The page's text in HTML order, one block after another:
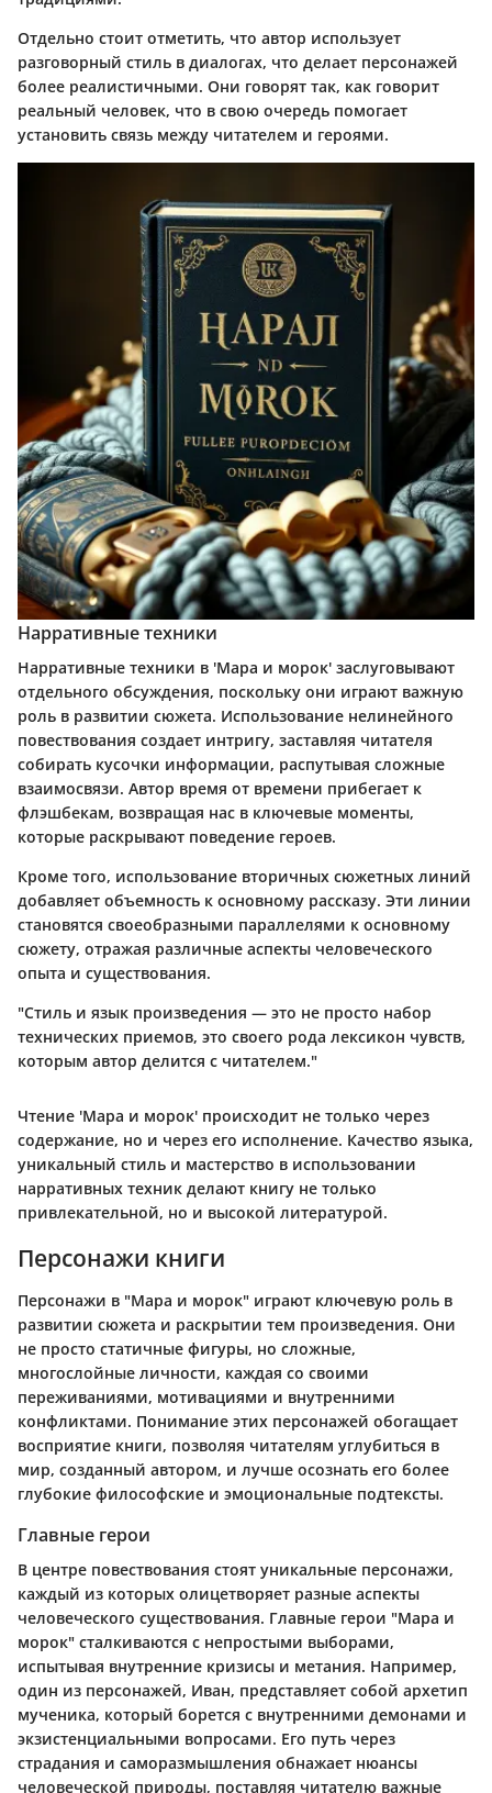
Отдельно стоит отметить, что автор использует
разговорный стиль в диалогах, что делает персонажей
более реалистичными. Они говорят так, как говорит
реальный человек, что в свою очередь помогает
установить связь между читателем и героями.
Нарративные техники
Нарративные техники в 'Мара и морок' заслуговывают
отдельного обсуждения, поскольку они играют важную
роль в развитии сюжета. Использование нелинейного
повествования создает интригу, заставляя читателя
собирать кусочки информации, распутывая сложные
взаимосвязи. Автор время от времени прибегает к
флэшбекам, возвращая нас в ключевые моменты,
которые раскрывают поведение героев.
Кроме того, использование вторичных сюжетных линий
добавляет объемность к основному рассказу. Эти линии
становятся своеобразными параллелями к основному
сюжету, отражая различные аспекты человеческого
опыта и существования.
"Стиль и язык произведения — это не просто набор
технических приемов, это своего рода лексикон чувств,
которым автор делится с читателем."
Чтение 'Мара и морок' происходит не только через
содержание, но и через его исполнение. Качество языка,
уникальный стиль и мастерство в использовании
нарративных техник делают книгу не только
привлекательной, но и высокой литературой.
Персонажи книги
Персонажи в "Мара и морок" играют ключевую роль в
развитии сюжета и раскрытии тем произведения. Они
не просто статичные фигуры, но сложные,
многослойные личности, каждая со своими
переживаниями, мотивациями и внутренними
конфликтами. Понимание этих персонажей обогащает
восприятие книги, позволяя читателям углубиться в
мир, созданный автором, и лучше осознать его более
глубокие философские и эмоциональные подтексты.
Главные герои
В центре повествования стоят уникальные персонажи,
каждый из которых олицетворяет разные аспекты
человеческого существования. Главные герои "Мара и
морок" сталкиваются с непростыми выборами,
испытывая внутренние кризисы и метания. Например,
один из персонажей, Иван, представляет собой архетип
мученика, который борется с внутренними демонами и
экзистенциальными вопросами. Его путь через
страдания и саморазмышления обнажает нюансы
человеческой природы, поставляя читателю важные